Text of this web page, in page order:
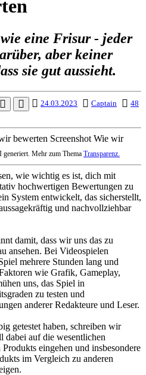
eine Frisur - jeder
aber keiner
sie gut aussieht.
24.03.2023 Captain
48
Mehr zum Thema Transparenz.
wie wichtig es ist, dich mit
hochwertigen Bewertungen zu
System entwickelt, das sicherstellt,
und nachvollziehbar
damit, dass wir uns das zu
ansehen. Bei Videospielen
mehrere Stunden lang und
wie Grafik, Gameplay,
uns, das Spiel in
zu testen und
anderer Redakteure und Leser.
getestet haben, schreiben wir
auf die wesentlichen
eingehen und insbesondere
im Vergleich zu anderen